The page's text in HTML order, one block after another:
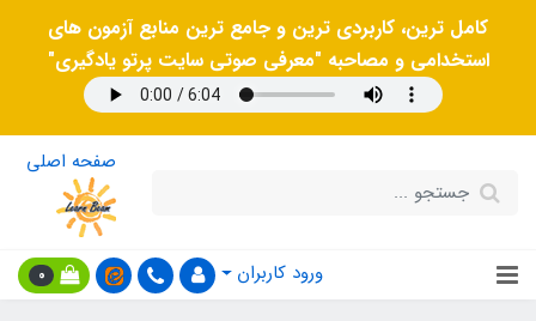
کامل ترین، کاربردی ترین و جامع ترین منابع آزمون های
استخدامی و مصاحبه "معرفی صوتی سایت پرتو یادگیری"
صفحه اصلی
ورود کاربران 0